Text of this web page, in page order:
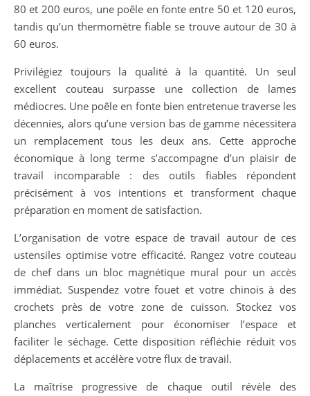
80 et 200 euros, une poêle en fonte entre 50 et 120 euros,
tandis qu’un thermomètre fiable se trouve autour de 30 à
60 euros.
Privilégiez toujours la qualité à la quantité. Un seul
excellent couteau surpasse une collection de lames
médiocres. Une poêle en fonte bien entretenue traverse les
décennies, alors qu’une version bas de gamme nécessitera
un remplacement tous les deux ans. Cette approche
économique à long terme s’accompagne d’un plaisir de
travail incomparable : des outils fiables répondent
précisément à vos intentions et transforment chaque
préparation en moment de satisfaction.
L’organisation de votre espace de travail autour de ces
ustensiles optimise votre efficacité. Rangez votre couteau
de chef dans un bloc magnétique mural pour un accès
immédiat. Suspendez votre fouet et votre chinois à des
crochets près de votre zone de cuisson. Stockez vos
planches verticalement pour économiser l’espace et
faciliter le séchage. Cette disposition réfléchie réduit vos
déplacements et accélère votre flux de travail.
La maîtrise progressive de chaque outil révèle des